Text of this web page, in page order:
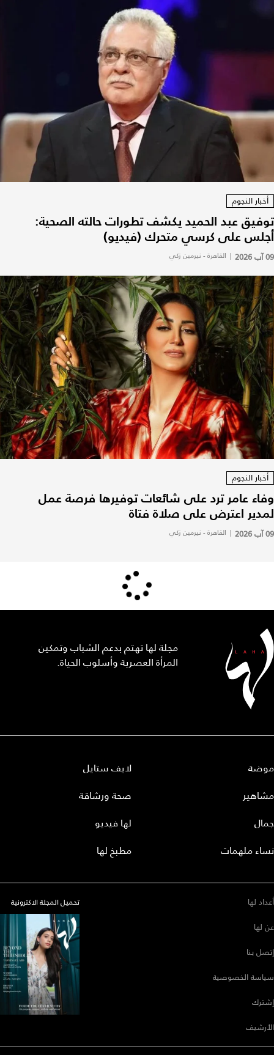
أخبار النجوم
توفيق عبد الحميد يكشف تطورات حالته الصحية:
أجلس على كرسي متحرك (فيديو)
09 آب 2026 | القاهرة - نيرمين زكي
أخبار النجوم
وفاء عامر ترد على شائعات توفيرها فرصة عمل
لمدير اعترض على صلاة فتاة
09 آب 2026 | القاهرة - نيرمين زكي
مجلة لها تهتم بدعم الشباب وتمكين
المرأة العصرية وأسلوب الحياة.
موضة
مشاهير
جمال
نساء ملهمات
لايف ستايل
صحة ورشاقة
لها فيديو
مطبخ لها
أعداد لها
عن لها
إتصل بنا
سياسة الخصوصية
إشترك
الأرشيف
تحميل المجلة الاكترونية